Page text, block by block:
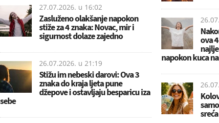
27.07.2026. u 16:02
Zasluženo olakšanje napokon
stiže za 4 znaka: Novac, mir i
sigurnost dolaze zajedno
26.07.2026. u 21:19
Stižu im nebeski darovi: Ova 3
znaka do kraja ljeta pune
džepove i ostavljaju besparicu iza
sebe
ova
napokon kuca